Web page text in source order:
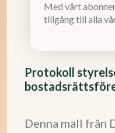
Protokoll
Denna mall från
Med vårt
tillgång till alla